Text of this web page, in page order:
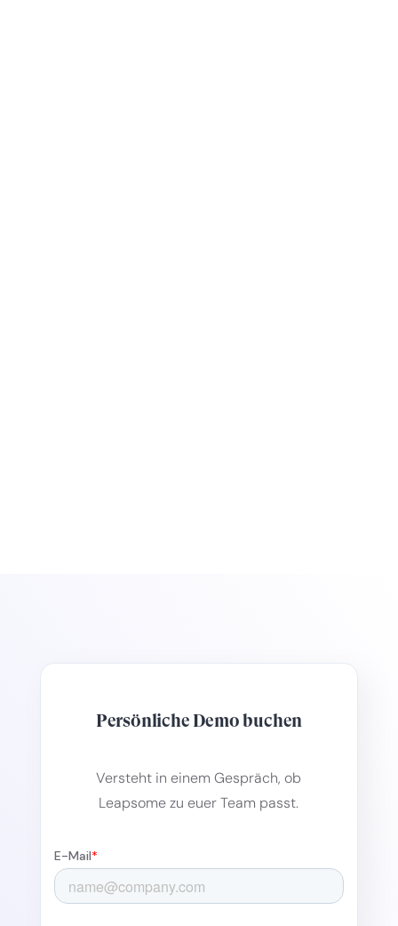
Persönliche Demo buchen
Versteht in einem Gespräch, ob
Leapsome zu euer Team passt.